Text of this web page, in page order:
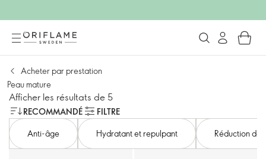
Acheter par prestation
Peau mature
Afficher les résultats de 5
RECOMMANDÉ
FILTRE
Anti-âge
Hydratant et repulpant Réduction